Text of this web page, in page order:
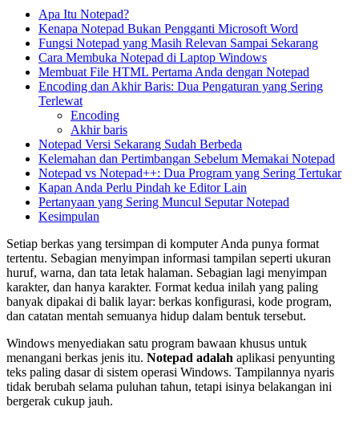
Apa Itu Notepad?
Kenapa Notepad Bukan Pengganti Microsoft Word
Fungsi Notepad yang Masih Relevan Sampai Sekarang
Cara Membuka Notepad di Laptop Windows
Membuat File HTML Pertama Anda dengan Notepad
Encoding dan Akhir Baris: Dua Pengaturan yang Sering
Terlewat
Encoding
Akhir baris
Notepad Versi Sekarang Sudah Berbeda
Kelemahan dan Pertimbangan Sebelum Memakai Notepad
Notepad vs Notepad++: Dua Program yang Sering Tertukar
Kapan Anda Perlu Pindah ke Editor Lain
Pertanyaan yang Sering Muncul Seputar Notepad
Kesimpulan
Setiap berkas yang tersimpan di komputer Anda punya format
tertentu. Sebagian menyimpan informasi tampilan seperti ukuran
huruf, warna, dan tata letak halaman. Sebagian lagi menyimpan
karakter, dan hanya karakter. Format kedua inilah yang paling
banyak dipakai di balik layar: berkas konfigurasi, kode program,
dan catatan mentah semuanya hidup dalam bentuk tersebut.
Windows menyediakan satu program bawaan khusus untuk
menangani berkas jenis itu. Notepad adalah aplikasi penyunting
teks paling dasar di sistem operasi Windows. Tampilannya nyaris
tidak berubah selama puluhan tahun, tetapi isinya belakangan ini
bergerak cukup jauh.